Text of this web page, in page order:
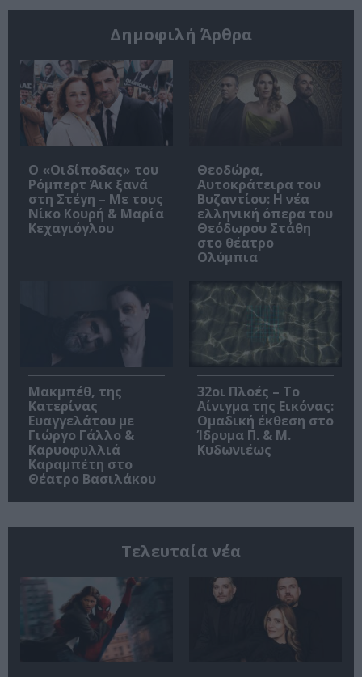
Δημοφιλή Άρθρα
O «Οιδίποδας» του
Ρόμπερτ Άικ ξανά
στη Στέγη – Με τους
Νίκο Κουρή & Μαρία
Κεχαγιόγλου
Θεοδώρα,
Αυτοκράτειρα του
Βυζαντίου: Η νέα
ελληνική όπερα του
Θεόδωρου Στάθη
στο θέατρο
Ολύμπια
Μακμπέθ, της
Κατερίνας
Ευαγγελάτου με
Γιώργο Γάλλο &
Καρυοφυλλιά
Καραμπέτη στο
Θέατρο Βασιλάκου
32οι Πλοές – Το
Αίνιγμα της Εικόνας:
Ομαδική έκθεση στο
Ίδρυμα Π. & Μ.
Κυδωνιέως
Τελευταία νέα